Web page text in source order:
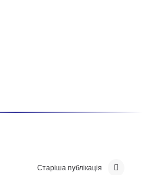
Старіша публікація